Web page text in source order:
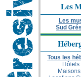
Les
Les
Sud
Tous les
Hôtels